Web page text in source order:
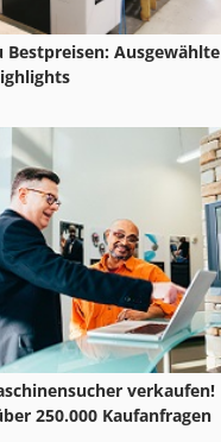
Bestpreisen: Ausgewählte
verkaufen!
250.000 Kaufanfragen